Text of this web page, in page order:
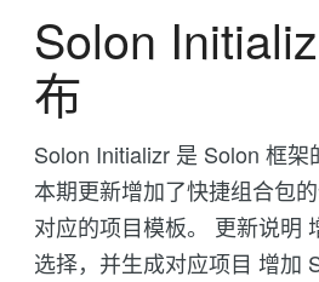
Solon
布
Solon Initializr 是 Solon 框架
本期更新增加了快捷组合包
对应的项目模板。 更新说明
选择，并生成对应项目 增加